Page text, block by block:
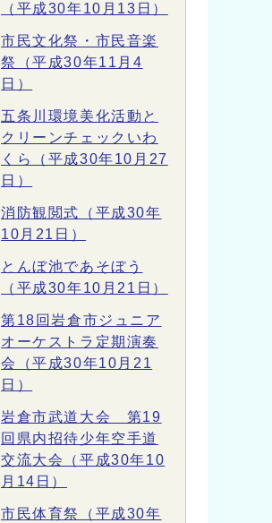
（平成30年10月13日）
市民文化祭・市民音楽
祭（平成30年11月4
日）
五条川環境美化活動と
クリーンチェックいわ
くら（平成30年10月27
日）
消防観閲式（平成30年
10月21日）
とんぼ池であそぼう
（平成30年10月21日）
第18回岩倉市ジュニア
オーケストラ定期演奏
会（平成30年10月21
日）
岩倉市武道大会 第19
回県内招待少年空手道
交流大会（平成30年10
月14日）
市民体育祭（平成30年